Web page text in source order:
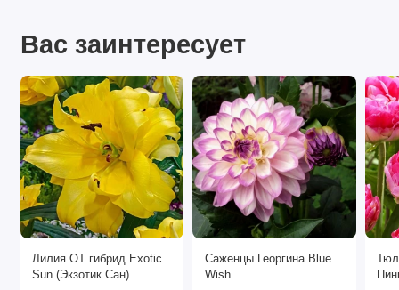
Вас заинтересует
Лилия ОТ гибрид Exotic
Sun (Экзотик Сан)
Саженцы Георгина Blue
Wish